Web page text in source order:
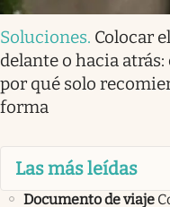
Soluciones. Colocar
delante o hacia
por qué solo
forma
Las más leídas
Documento de viaje